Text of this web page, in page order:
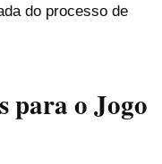
do processo de
para o Jogo